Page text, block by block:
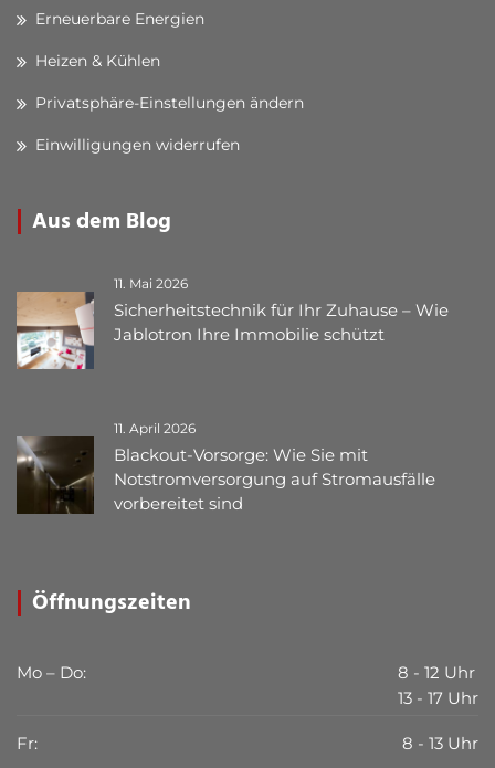
Erneuerbare Energien
Heizen & Kühlen
Privatsphäre-Einstellungen ändern
Einwilligungen widerrufen
Aus dem Blog
11. Mai 2026
Sicherheitstechnik für Ihr Zuhause – Wie
Jablotron Ihre Immobilie schützt
11. April 2026
Blackout-Vorsorge: Wie Sie mit
Notstromversorgung auf Stromausfälle
vorbereitet sind
Öffnungszeiten
Mo – Do:
8 - 12 Uhr
13 - 17 Uhr
Fr: 8 - 13 Uhr